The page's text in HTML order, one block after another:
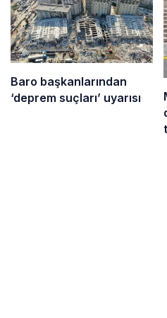
Baro başkanlarından
‘deprem suçları’ uyarısı